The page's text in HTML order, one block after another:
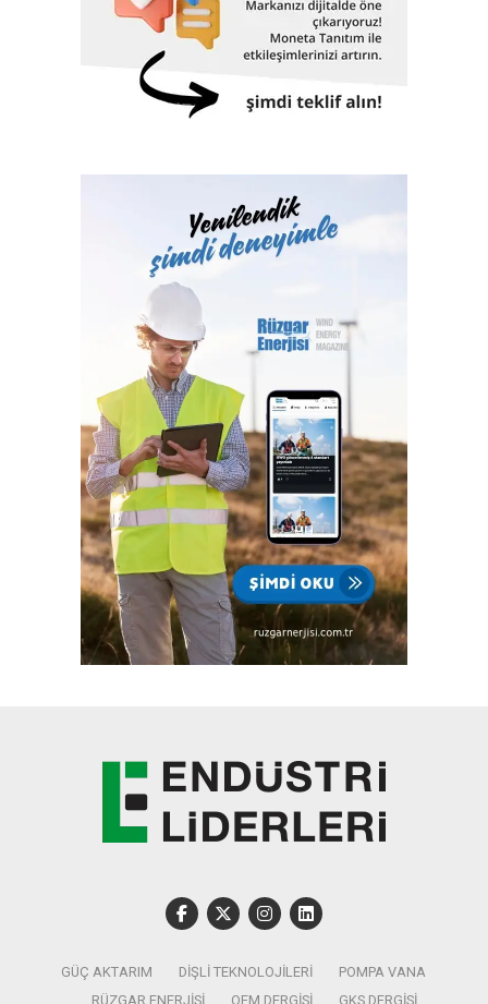
GÜÇ AKTARIM DIŞLI TEKNOLOJILERI
POMPA VANA
RÜZGAR ENERJISI
OEM DERGISI GKS DERGISI